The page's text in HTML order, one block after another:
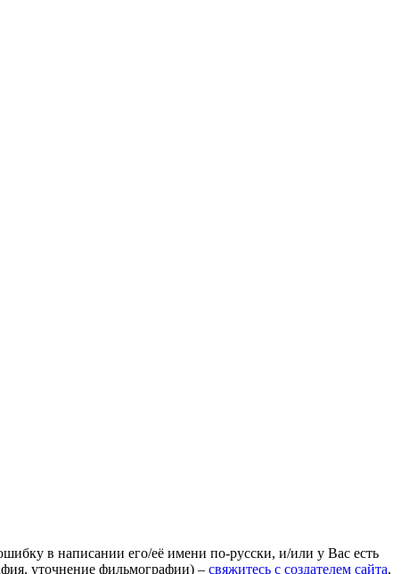
в написании его/её имени по-русски, и/или у Вас есть
уточнение фильмографии) – свяжитесь с создателем сайта.